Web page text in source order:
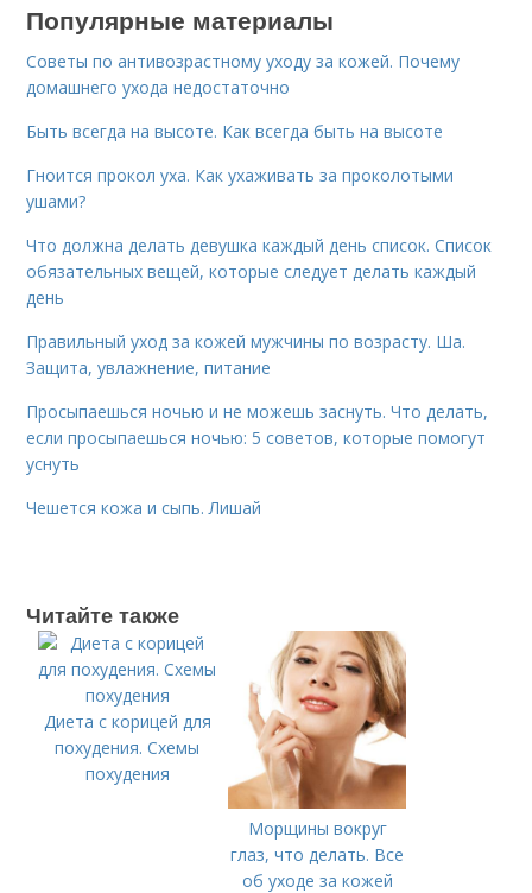
Популярные материалы
Советы по антивозрастному уходу за кожей. Почему
домашнего ухода недостаточно
Быть всегда на высоте. Как всегда быть на высоте
Гноится прокол уха. Как ухаживать за проколотыми
ушами?
Что должна делать девушка каждый день список. Список
обязательных вещей, которые следует делать каждый
день
Правильный уход за кожей мужчины по возрасту. Ша.
Защита, увлажнение, питание
Просыпаешься ночью и не можешь заснуть. Что делать,
если просыпаешься ночью: 5 советов, которые помогут
уснуть
Чешется кожа и сыпь. Лишай
Читайте также
Диета с корицей для
похудения. Схемы
похудения
Морщины вокруг
глаз, что делать. Все
об уходе за кожей